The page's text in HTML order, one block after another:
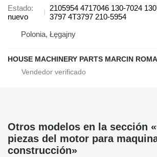
Estado
nuevo
2105954 4717046 130-7024
3797 4T3797 210-5954
Polonia, Łęgajny
HOUSE MACHINERY PARTS MARCIN
Otros modelos en la sección
piezas del motor para
construcción»